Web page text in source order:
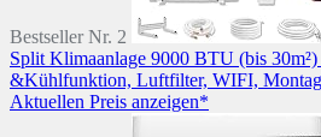
Bestseller Nr. 2
Split Klimaanlage 9000 BTU (bis
&Kühlfunktion, Luftfilter, WIFI,
Aktuellen Preis anzeigen*